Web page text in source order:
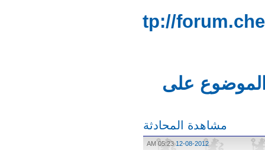
http://
على
مشاهدة المحادثة
12-08-2012
05:23 AM